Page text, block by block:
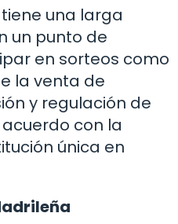
una larga
un punto de
en sorteos como
la venta de
y regulación de
con la
única en